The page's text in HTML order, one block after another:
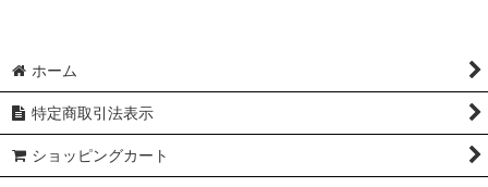
ホーム
特定商取引法表示
ショッピングカート